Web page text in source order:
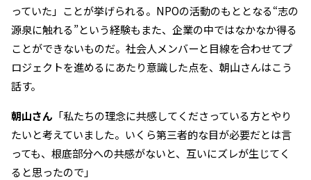
っていた」ことが挙げられる。NPOの活動のもととなる“志の
源泉に触れる”という経験もまた、企業の中ではなかなか得る
ことができないものだ。社会人メンバーと目線を合わせてプ
ロジェクトを進めるにあたり意識した点を、朝山さんはこう
話す。
朝山さん 「私たちの理念に共感してくださっている方とやり
たいと考えていました。いくら第三者的な目が必要だとは言
っても、根底部分への共感がないと、互いにズレが生じてく
ると思ったので」